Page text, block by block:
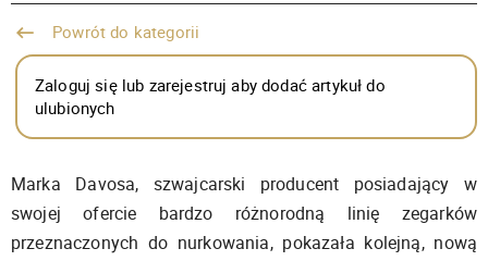
Powrót do kategorii
Zaloguj się lub zarejestruj aby dodać artykuł do
ulubionych
Marka Davosa, szwajcarski producent posiadający w
swojej ofercie bardzo różnorodną linię zegarków
przeznaczonych do nurkowania, pokazała kolejną, nową